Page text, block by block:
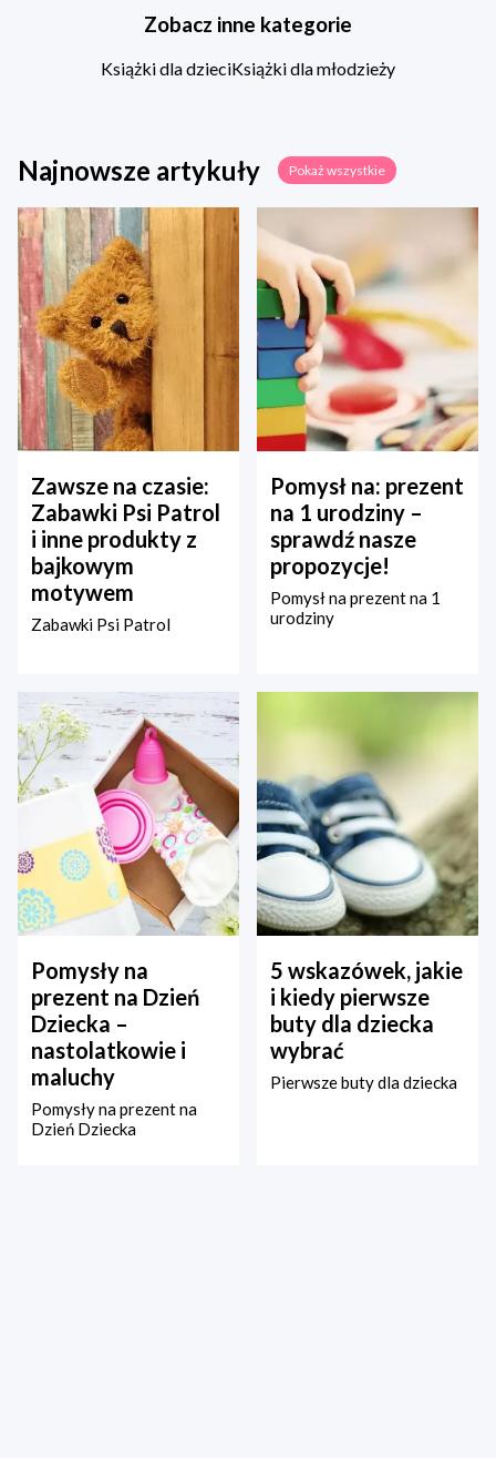
Zobacz inne kategorie
Książki dla dzieciKsiążki dla młodzieży
Najnowsze artykuły Pokaż wszystkie
Zawsze na czasie:
Zabawki Psi Patrol
i inne produkty z
bajkowym
motywem
Zabawki Psi Patrol
Pomysł na: prezent
na 1 urodziny –
sprawdź nasze
propozycje!
Pomysł na prezent na 1
urodziny
Pomysły na
prezent na Dzień
Dziecka –
nastolatkowie i
maluchy
Pomysły na prezent na
Dzień Dziecka
5 wskazówek, jakie
i kiedy pierwsze
buty dla dziecka
wybrać
Pierwsze buty dla dziecka